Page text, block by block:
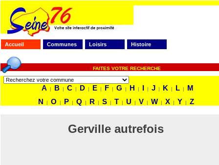
Accueil Communes Loisirs Histoire
FAITES VOTRE RECHERCHE
A | B | C | D | E | F | G | H | I | J | K | L |
M
N
| O | P | Q | R | S | T | U | V | W | X | Y | Z
Gerville autrefois